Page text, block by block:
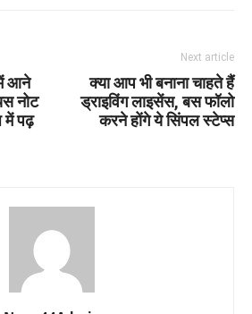
आने
नोट
में पढ़
Next article
क्या आप भी बनाना चाहते हैं
ड्राइविंग लाइसेंस, बस फॉलो
करने होंगे ये सिंपल स्टेप्स